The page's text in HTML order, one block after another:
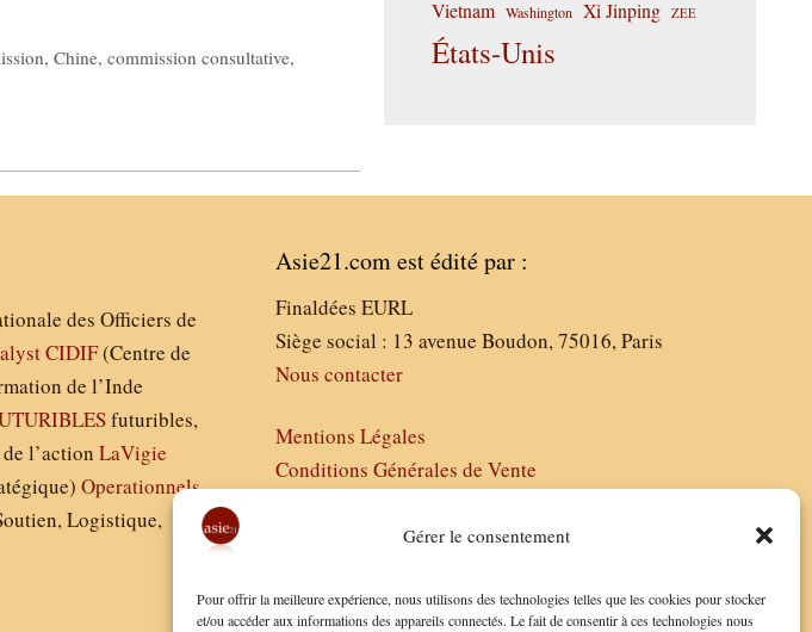
Gérer le consentement
Pour offrir la meilleure expérience, nous utilisons des technologies telles que les cookies pour stocker
et/ou accéder aux informations des appareils connectés. Le fait de consentir à ces technologies nous
,Chine,commission consultative,
Vietnam Washington Xi Jinping ZEE
États-Unis
des Officiers de
CIDIF(Centre de
de l’Inde
futuribles,
l’actionLaVigie
Operationnels
Logistique,
Asie21.com est édité par :
Finaldées EURL
Siège social : 13 avenue Boudon, 75016, Paris
Nous contacter
Mentions Légales
Conditions Générales de Vente